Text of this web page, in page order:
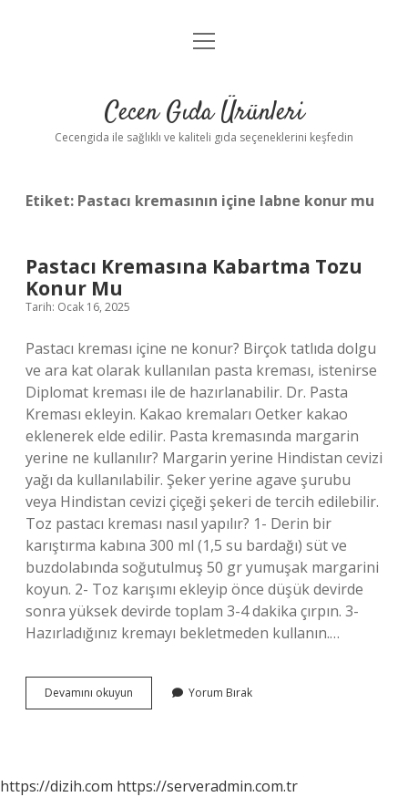
Anasayfa
Yasal Uyarı
menüyü
Cecen Gıda Ürünleri
Cecengida ile sağlıklı ve kaliteli gıda seçeneklerini keşfedin
Etiket: Pastacı kremasının içine labne konur mu
Pastacı Kremasına Kabartma Tozu
Konur Mu
Tarih: Ocak 16, 2025
Pastacı kreması içine ne konur? Birçok tatlıda dolgu
ve ara kat olarak kullanılan pasta kreması, istenirse
Diplomat kreması ile de hazırlanabilir. Dr. Pasta
Kreması ekleyin. Kakao kremaları Oetker kakao
eklenerek elde edilir. Pasta kremasında margarin
yerine ne kullanılır? Margarin yerine Hindistan cevizi
yağı da kullanılabilir. Şeker yerine agave şurubu
veya Hindistan cevizi çiçeği şekeri de tercih edilebilir.
Toz pastacı kreması nasıl yapılır? 1- Derin bir
karıştırma kabına 300 ml (1,5 su bardağı) süt ve
buzdolabında soğutulmuş 50 gr yumuşak margarini
koyun. 2- Toz karışımı ekleyip önce düşük devirde
sonra yüksek devirde toplam 3-4 dakika çırpın. 3-
Hazırladığınız kremayı bekletmeden kullanın.…
Devamını okuyun
Kremasına
Yorum Bırak
https://dizih.com https://serveradmin.com.tr